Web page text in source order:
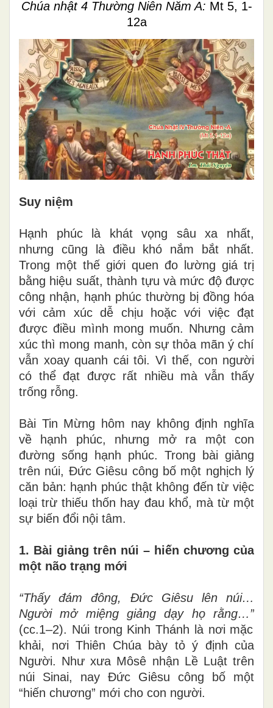
Chúa nhật 4 Thường Niên Năm A: Mt 5, 1-
12a
Suy niệm
Hạnh phúc là khát vọng sâu xa nhất,
nhưng cũng là điều khó nắm bắt nhất.
Trong một thế giới quen đo lường giá trị
bằng hiệu suất, thành tựu và mức độ được
công nhận, hạnh phúc thường bị đồng hóa
với cảm xúc dễ chịu hoặc với việc đạt
được điều mình mong muốn. Nhưng cảm
xúc thì mong manh, còn sự thỏa mãn ý chí
vẫn xoay quanh cái tôi. Vì thế, con người
có thể đạt được rất nhiều mà vẫn thấy
trống rỗng.
Bài Tin Mừng hôm nay không định nghĩa
về hạnh phúc, nhưng mở ra một con
đường sống hạnh phúc. Trong bài giảng
trên núi, Đức Giêsu công bố một nghịch lý
căn bản: hạnh phúc thật không đến từ việc
loại trừ thiếu thốn hay đau khổ, mà từ một
sự biến đổi nội tâm.
1. Bài giảng trên núi – hiến chương của
một não trạng mới
“Thấy đám đông, Đức Giêsu lên núi…
Người mở miệng giảng dạy họ rằng…”
(cc.1–2). Núi trong Kinh Thánh là nơi mặc
khải, nơi Thiên Chúa bày tỏ ý định của
Người. Như xưa Môsê nhận Lề Luật trên
núi Sinai, nay Đức Giêsu công bố một
“hiến chương” mới cho con người.